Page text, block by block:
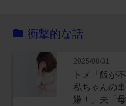
衝撃的な話
2025/08/31
トメ「飯が
私ちゃんの
嫌！」夫「